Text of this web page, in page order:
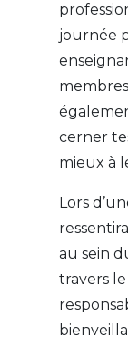
journée
cerner
mieux à
Lors
au sein
travers